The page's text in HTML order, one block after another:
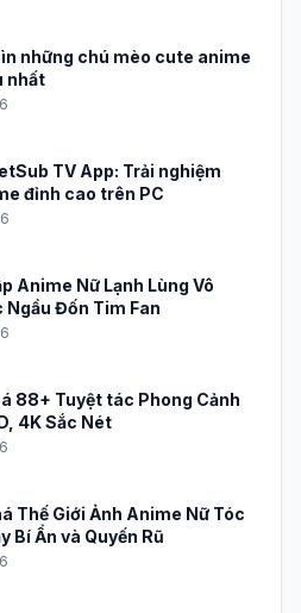
những chú mèo cute anime
nhất
TV App: Trải nghiệm
đỉnh cao trên PC
Anime Nữ Lạnh Lùng Vô
Ngầu Đốn Tim Fan
88+ Tuyệt tác Phong Cảnh
4K Sắc Nét
Thế Giới Ảnh Anime Nữ Tóc
Bí Ẩn và Quyến Rũ